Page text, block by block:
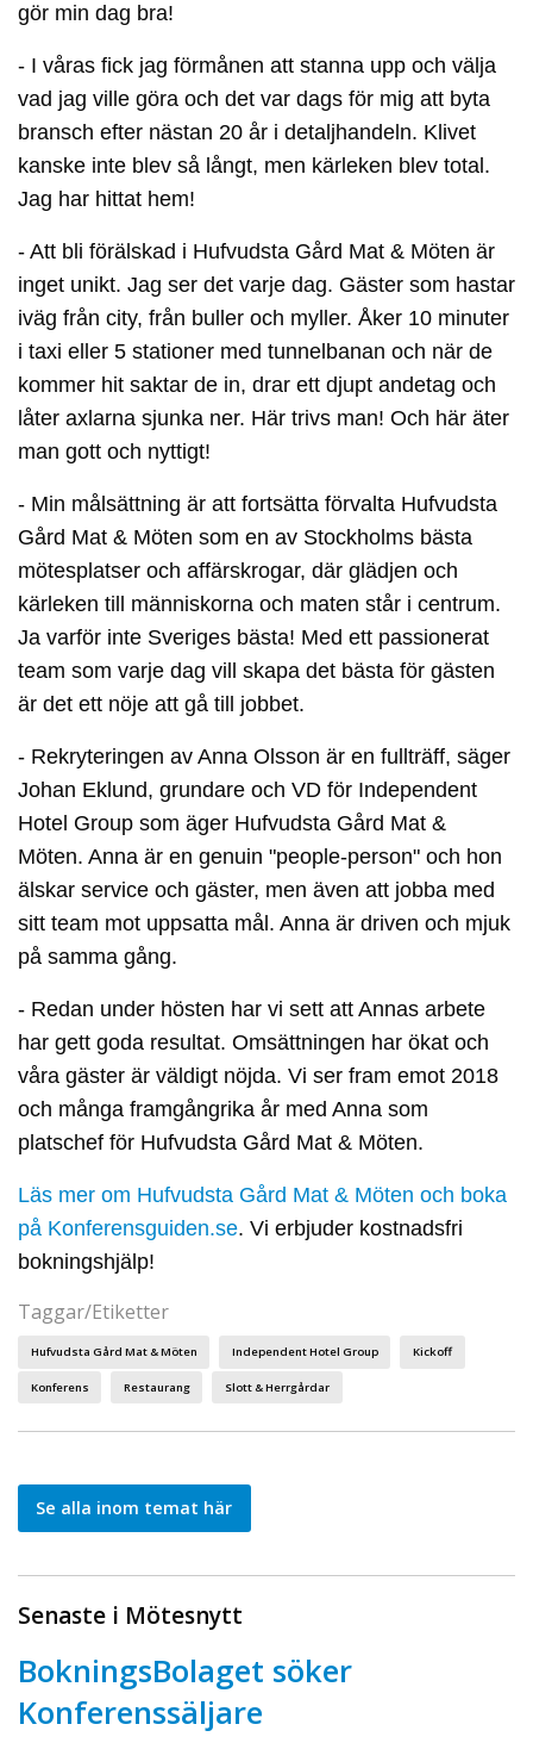
gör min dag bra!
- I våras fick jag förmånen att stanna upp och välja
vad jag ville göra och det var dags för mig att byta
bransch efter nästan 20 år i detaljhandeln. Klivet
kanske inte blev så långt, men kärleken blev total.
Jag har hittat hem!
- Att bli förälskad i Hufvudsta Gård Mat & Möten är
inget unikt. Jag ser det varje dag. Gäster som hastar
iväg från city, från buller och myller. Åker 10 minuter
i taxi eller 5 stationer med tunnelbanan och när de
kommer hit saktar de in, drar ett djupt andetag och
låter axlarna sjunka ner. Här trivs man! Och här äter
man gott och nyttigt!
- Min målsättning är att fortsätta förvalta Hufvudsta
Gård Mat & Möten som en av Stockholms bästa
mötesplatser och affärskrogar, där glädjen och
kärleken till människorna och maten står i centrum.
Ja varför inte Sveriges bästa! Med ett passionerat
team som varje dag vill skapa det bästa för gästen
är det ett nöje att gå till jobbet.
- Rekryteringen av Anna Olsson är en fullträff, säger
Johan Eklund, grundare och VD för Independent
Hotel Group som äger Hufvudsta Gård Mat &
Möten. Anna är en genuin "people-person" och hon
älskar service och gäster, men även att jobba med
sitt team mot uppsatta mål. Anna är driven och mjuk
på samma gång.
- Redan under hösten har vi sett att Annas arbete
har gett goda resultat. Omsättningen har ökat och
våra gäster är väldigt nöjda. Vi ser fram emot 2018
och många framgångrika år med Anna som
platschef för Hufvudsta Gård Mat & Möten.
Läs mer om Hufvudsta Gård Mat & Möten och boka
på Konferensguiden.se. Vi erbjuder kostnadsfri
bokningshjälp!
Taggar/Etiketter
Hufvudsta Gård Mat & Möten Independent Hotel Group Kickoff
Konferens Restaurang Slott & Herrgårdar
Se alla inom temat här
Senaste i Mötesnytt
BokningsBolaget söker
Konferenssäljare